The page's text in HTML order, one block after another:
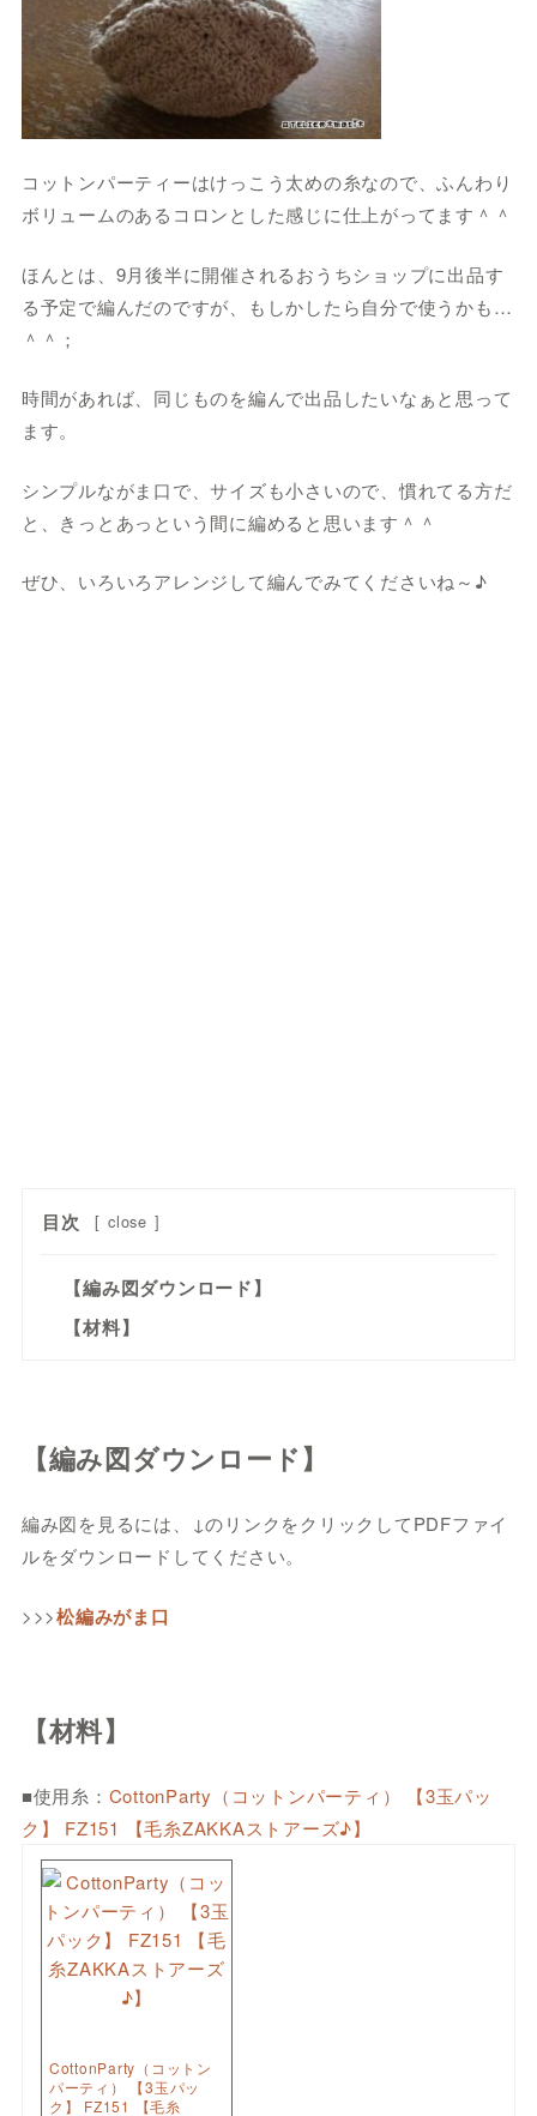
コットンパーティーはけっこう太めの糸なので、ふんわり
ボリュームのあるコロンとした感じに仕上がってます＾＾
ほんとは、9月後半に開催されるおうちショップに出品す
る予定で編んだのですが、もしかしたら自分で使うかも…
＾＾；
時間があれば、同じものを編んで出品したいなぁと思って
ます。
シンプルながま口で、サイズも小さいので、慣れてる方だ
と、きっとあっという間に編めると思います＾＾
ぜひ、いろいろアレンジして編んでみてくださいね～♪
目次 [ close ]
【編み図ダウンロード】
【材料】
【編み図ダウンロード】
編み図を見るには、↓のリンクをクリックしてPDFファイ
ルをダウンロードしてください。
>>>松編みがま口
【材料】
■使用糸： CottonParty（コットンパーティ） 【3玉パッ
ク】 FZ151 【毛糸ZAKKAストアーズ♪】
CottonParty（コットン
パーティ） 【3玉パッ
ク】 FZ151 【毛糸